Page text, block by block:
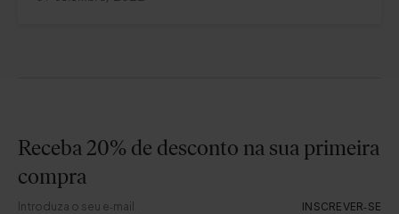
Receba 20% de desconto na sua primeira
compra
INSCREVER‑SE